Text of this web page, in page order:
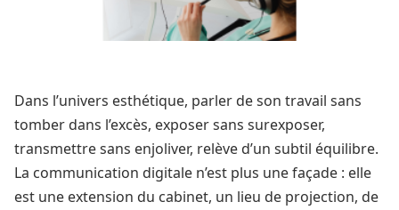
Dans l’univers esthétique, parler de son travail sans
tomber dans l’excès, exposer sans surexposer,
transmettre sans enjoliver, relève d’un subtil équilibre.
La communication digitale n’est plus une façade : elle
est une extension du cabinet, un lieu de projection, de